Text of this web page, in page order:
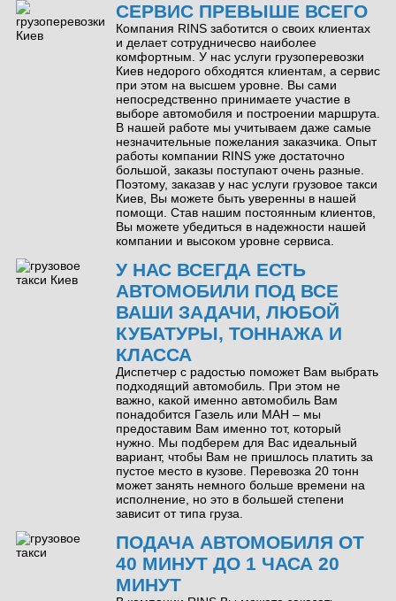
СЕРВИС ПРЕВЫШЕ ВСЕГО
Компания RINS заботится о своих клиентах
и делает сотрудничесво наиболее
комфортным. У нас услуги грузоперевозки
Киев недорого обходятся клиентам, а сервис
при этом на высшем уровне. Вы сами
непосредственно принимаете участие в
выборе автомобиля и построении маршрута.
В нашей работе мы учитываем даже самые
незначительные пожелания заказчика. Опыт
работы компании RINS уже достаточно
большой, заказы поступают очень разные.
Поэтому, заказав у нас услуги грузовое такси
Киев, Вы можете быть уверенны в нашей
помощи. Став нашим постоянным клиентов,
Вы можете убедиться в надежности нашей
компании и высоком уровне сервиса.
У НАС ВСЕГДА ЕСТЬ
АВТОМОБИЛИ ПОД ВСЕ
ВАШИ ЗАДАЧИ, ЛЮБОЙ
КУБАТУРЫ, ТОННАЖА И
КЛАССА
Диспетчер с радостью поможет Вам выбрать
подходящий автомобиль. При этом не
важно, какой именно автомобиль Вам
понадобится Газель или МАН – мы
предоставим Вам именно тот, который
нужно. Мы подберем для Вас идеальный
вариант, чтобы Вам не пришлось платить за
пустое место в кузове. Перевозка 20 тонн
может занять немного больше времени на
исполнение, но это в большей степени
зависит от типа груза.
ПОДАЧА АВТОМОБИЛЯ ОТ
40 МИНУТ ДО 1 ЧАСА 20
МИНУТ